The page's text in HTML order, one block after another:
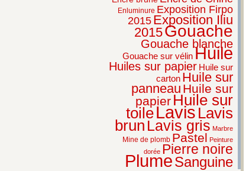
Enluminure Exposition Firpo
2015 Exposition Iliu
2015Gouache
Gouache blanche
Gouache sur vélinHuile
Huiles sur papier Huile sur
carton Huile sur
panneau Huile sur
papier Huile sur
toileLavis Lavis
brun Lavis gris Marbre
Mine de plomb Pastel Peinture
dorée Pierre noire
PlumeSanguine